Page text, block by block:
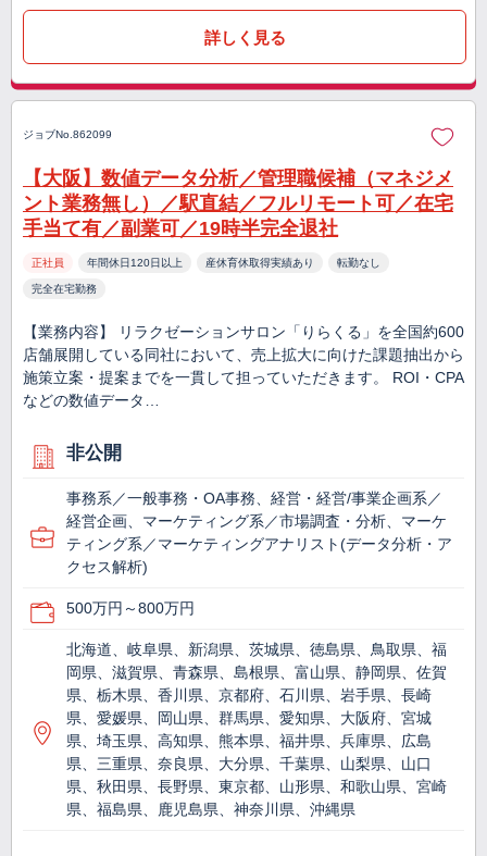
詳しく見る
ジョブNo.862099
【大阪】数値データ分析／管理職候補（マネジメ
ント業務無し）／駅直結／フルリモート可／在宅
手当て有／副業可／19時半完全退社
正社員 年間休日120日以上 産休育休取得実績あり 転勤なし
完全在宅勤務
【業務内容】 リラクゼーションサロン「りらくる」を全国約600
店舗展開している同社において、売上拡大に向けた課題抽出から
施策立案・提案までを一貫して担っていただきます。 ROI・CPA
などの数値データ…
非公開
事務系／一般事務・OA事務、経営・経営/事業企画系／
経営企画、マーケティング系／市場調査・分析、マーケ
ティング系／マーケティングアナリスト(データ分析・ア
クセス解析)
500万円～800万円
北海道、岐阜県、新潟県、茨城県、徳島県、鳥取県、福
岡県、滋賀県、青森県、島根県、富山県、静岡県、佐賀
県、栃木県、香川県、京都府、石川県、岩手県、長崎
県、愛媛県、岡山県、群馬県、愛知県、大阪府、宮城
県、埼玉県、高知県、熊本県、福井県、兵庫県、広島
県、三重県、奈良県、大分県、千葉県、山梨県、山口
県、秋田県、長野県、東京都、山形県、和歌山県、宮崎
県、福島県、鹿児島県、神奈川県、沖縄県